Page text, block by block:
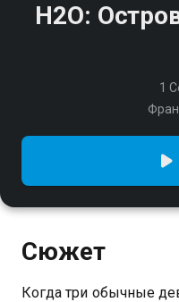
H2O:
1
Сюжет
Когда три обычные